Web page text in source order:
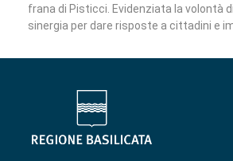
frana di Pisticci. Evidenziata la volontà
sinergia per dare risposte a cittadini e